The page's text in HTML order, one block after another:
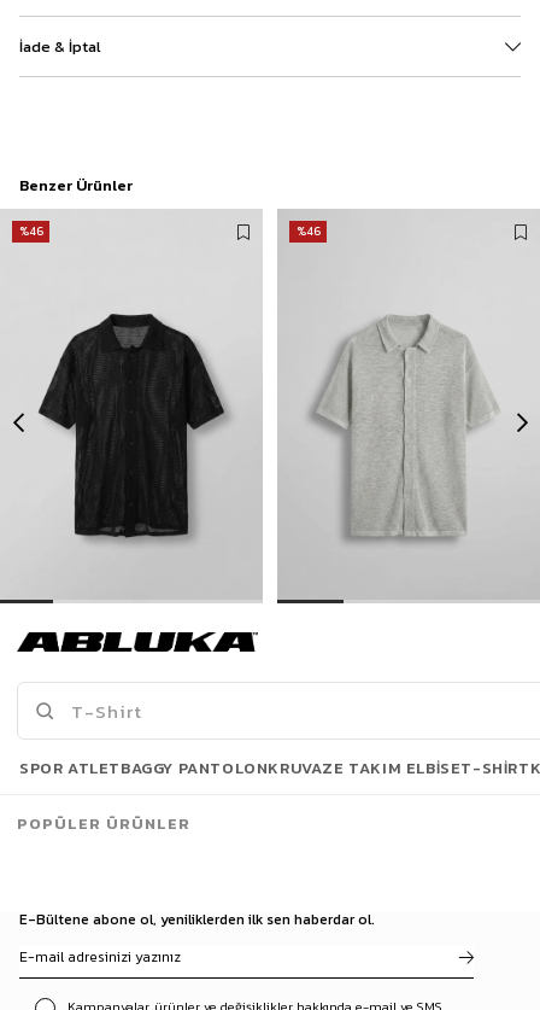
İade & İptal
Benzer Ürünler
%46
399,00 TL
739,90 TL
%46
Son Bakılanlar
E-Bültene abone ol, yeniliklerden ilk sen haberdar ol.
SPOR ATLETBAGGY PANTOLONKRUVAZE TAKIM ELBISET-SHIRT
POPÜLER ÜRÜNLER